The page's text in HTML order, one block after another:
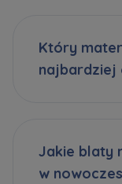
Który
najbardziej
Jakie blaty
w